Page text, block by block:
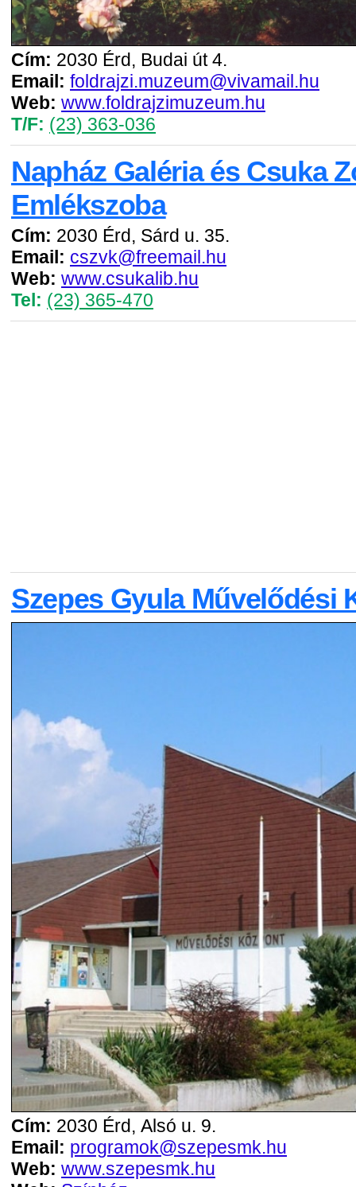
Cím: 2030 Érd, Budai út 4.
Email: foldrajzi.muzeum@vivamail.hu
Web: www.foldrajzimuzeum.hu
T/F: (23) 363-036
Napház Galéria és Csuka
Emlékszoba
Cím: 2030 Érd, Sárd u. 35.
Email: cszvk@freemail.hu
Web: www.csukalib.hu
Tel: (23) 365-470
Szepes Gyula Művelődési
Cím: 2030 Érd, Alsó u. 9.
Email: programok@szepesmk.hu
Web: www.szepesmk.hu